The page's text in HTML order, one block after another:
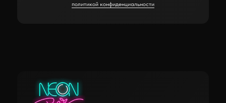
политикой конфиденциальности